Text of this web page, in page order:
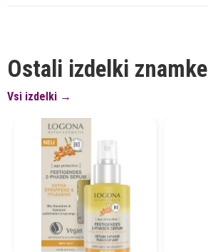
Ostali izdelki znamke
Vsi izdelki →